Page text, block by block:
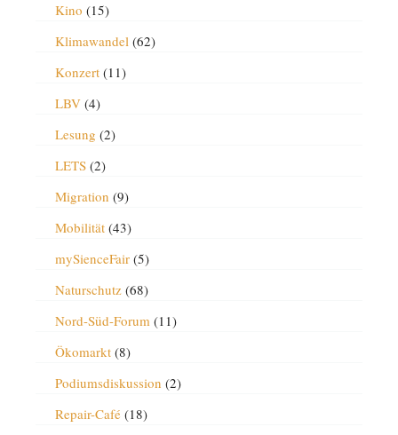
Kino (15)
Klimawandel(62)
Konzert(11)
LBV(4)
Lesung (2)
LETS(2)
Migration (9)
Mobilität(43)
mySienceFair(5)
Naturschutz(68)
Nord-Süd-Forum(11)
Ökomarkt(8)
Podiumsdiskussion (2)
Repair-Café(18)